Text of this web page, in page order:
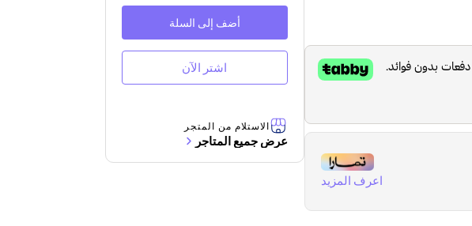
اعرف المزيد
أضف إلى السلة
اشتر الآن
الاستلام من المتجر
عرض جميع المتاجر